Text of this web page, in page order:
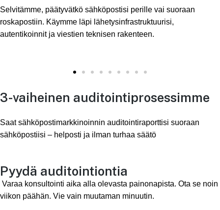
Selvitämme, päätyvätkö sähköpostisi perille vai suoraan
roskapostiin. Käymme läpi lähetysinfrastruktuurisi,
autentikoinnit ja viestien teknisen rakenteen.
3-vaiheinen auditointiprosessimme
Saat sähköpostimarkkinoinnin auditointiraporttisi suoraan
sähköpostiisi – helposti ja ilman turhaa säätö
Pyydä auditointiontia
Varaa konsultointi aika alla olevasta painonapista. Ota se noin
viikon päähän. Vie vain muutaman minuutin.